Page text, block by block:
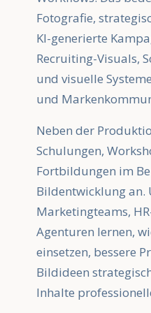
Fotografie,
KI-generierte
Recruiting-Visuals,
und visuelle
und
Neben der
Schulungen,
Fortbildungen im
Bildentwicklung an.
Marketingteams,
Agenturen lernen,
einsetzen, bessere
Bildideen
Inhalte